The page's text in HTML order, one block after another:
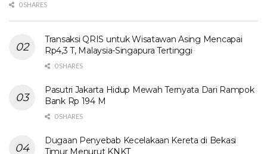
0 SHARES
Transaksi QRIS untuk Wisatawan Asing Mencapai
Rp4,3 T, Malaysia-Singapura Tertinggi
0 SHARES
Pasutri Jakarta Hidup Mewah Ternyata Dari Rampok
Bank Rp 194 M
0 SHARES
Dugaan Penyebab Kecelakaan Kereta di Bekasi
Timur Menurut KNKT